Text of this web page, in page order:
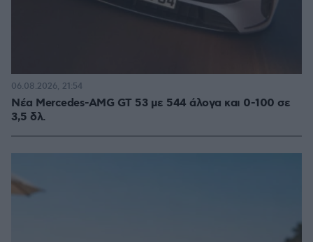
Νέα Mercedes-AMG GT 53 με 544 άλογα και 0-100 σε
3,5 δλ.
06.08.2026, 21:54